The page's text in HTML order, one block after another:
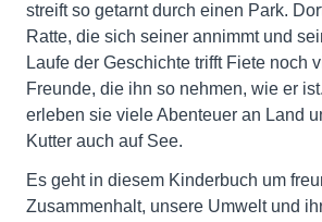
streift so getarnt durch einen Park.
Ratte, die sich seiner annimmt und
Laufe der Geschichte trifft Fiete noch
Freunde, die ihn so nehmen, wie er
erleben sie viele Abenteuer an Land
Kutter auch auf See.
Es geht in diesem Kinderbuch um
Zusammenhalt, unsere Umwelt und